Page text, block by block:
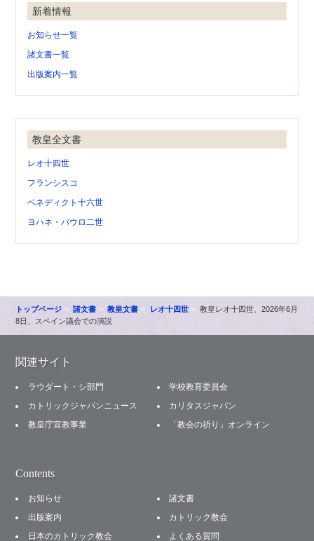
新着情報
お知らせ一覧
諸文書一覧
出版案内一覧
教皇全文書
レオ十四世
フランシスコ
ベネディクト十六世
ヨハネ・パウロ二世
トップページ 諸文書 教皇文書 レオ十四世
教皇レオ十四世、2026年6月
8日、スペイン議会での演説
関連サイト
ラウダート・シ部門
学校教育委員会
カトリックジャパンニュース
カリタスジャパン
教皇庁宣教事業
「教会の祈り」オンライン
Contents
お知らせ
諸文書
出版案内
カトリック教会
日本のカトリック教会
よくある質問